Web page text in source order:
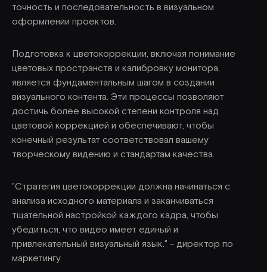
точность и последовательность в визуальном
оформлении проектов.
Подготовка к цветокоррекции, включая понимание
цветовых пространств и калибровку монитора,
является фундаментальным шагом в создании
визуального контента. Эти процессы позволяют
достичь более высокой степени контроля над
цветовой коррекцией и обеспечивают, чтобы
конечный результат соответствовал вашему
творческому видению и стандартам качества.
"Стратегия цветокоррекции должна начинаться с
анализа исходного материала и заканчиваться
тщательной настройкой каждого кадра, чтобы
убедиться, что видео имеет единый и
привлекательный визуальный язык." - директор по
маркетингу.